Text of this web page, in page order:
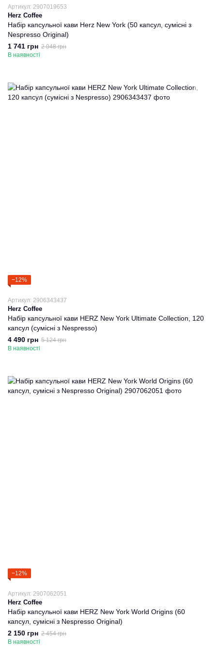
Артикул: 2907019653
Herz Coffee
Набір капсульної кави Herz New York (50 капсул, сумісні з
Nespresso Original)
1 741 грн 2 048 грн
В наявності
−12%
Артикул: 2906343437
Herz Coffee
Набір капсульної кави HERZ New York Ultimate Collection, 120
капсул (сумісні з Nespresso)
4 490 грн 5 124 грн
В наявності
−12%
Артикул: 2907062051
Herz Coffee
Набір капсульної кави HERZ New York World Origins (60
капсул, сумісні з Nespresso Original)
2 150 грн 2 454 грн
В наявності